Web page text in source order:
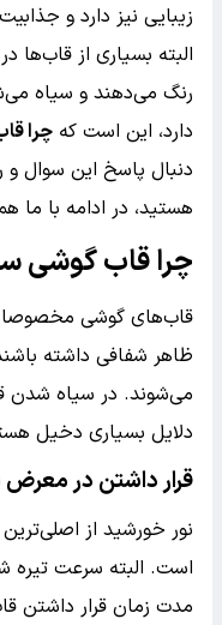
زیبایی نیز دارد و
البته بسیاری از قاب‌ها
رنگ می‌دهند و سیاه
دارد، این است که چرا
دنبال پاسخ این سوال و
هستید، در ادامه با ما
چرا قاب گوشی
قاب‌های گوشی مخصوصا
ظاهر شفافی داشته
می‌شوند. در سیاه شدن
دلایل بسیاری دخیل
قرار داشتن در معرض
نور خورشید از
است. البته سرعت
مدت زمان قرار داشتن